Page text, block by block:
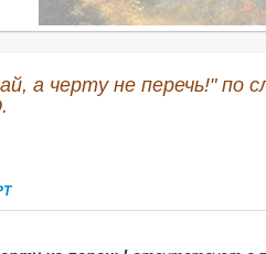
а черту не перечь!"